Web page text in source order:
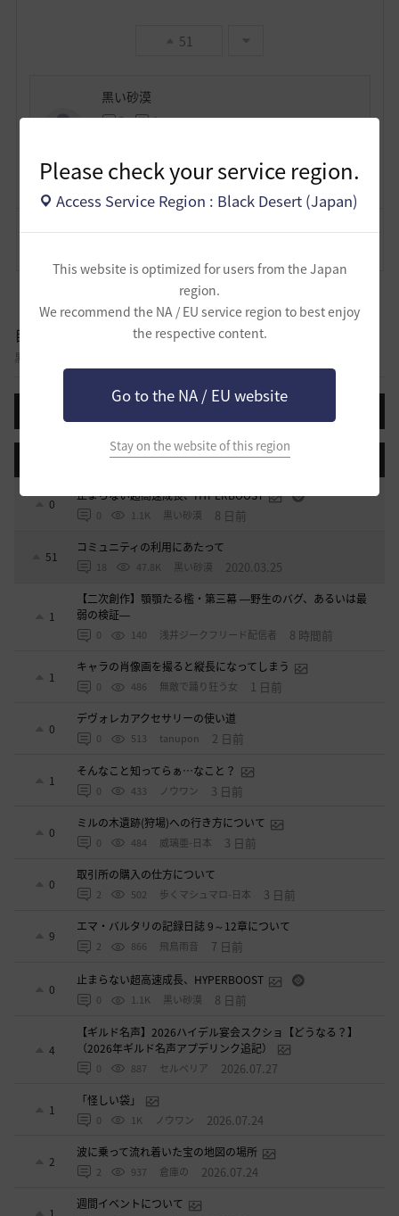
Please check your service region.
Access Service Region : Black Desert (Japan)
This website is optimized for users from the Japan
region.
We recommend the NA / EU service region to best enjoy
the respective content.
Go to the NA / EU website
Stay on the website of this region
51
黒い砂漠
3 4
Lv 非公開
自由掲示板
黒い砂漠に関する様々なテーマについて話し合える自由掲示板です。
検索順 コメント順 推奨順
0
止まらない超高速成長、HYPERBOOST
0 1.1K 黒い砂漠 8 日前
51
コミュニティの利用にあたって
18 47.8K 黒い砂漠 2020.03.25
1
【二次創作】顎顎たる檻・第三幕 ―野生のバグ、あるいは最
弱の検証―
0 140 浅井ジークフリード配信者 8 時間前
1
キャラの肖像画を撮ると縦長になってしまう
0 486 無敵で踊り狂う女 1 日前
0
デヴォレカアクセサリーの使い道
0 513 tanupon 2 日前
1
そんなこと知ってらぁ…なこと？
0 433 ノウワン 3 日前
0
ミルの木遺跡(狩場)への行き方について
0 484 威璃亜-日本 3 日前
0
取引所の購入の仕方について
2 502 歩くマシュマロ-日本 3 日前
9
エマ・バルタリの記録日誌 9～12章について
2 866 飛鳥雨音 7 日前
0
止まらない超高速成長、HYPERBOOST
0 1.1K 黒い砂漠 8 日前
4
【ギルド名声】2026ハイデル宴会スクショ【どうなる？】
（2026年ギルド名声アプデリンク追記）
0 887 セルベリア 2026.07.27
1
「怪しい袋」
0 1K ノウワン 2026.07.24
2
波に乗って流れ着いた宝の地図の場所
2 937 倉庫の 2026.07.24
週間イベントについて